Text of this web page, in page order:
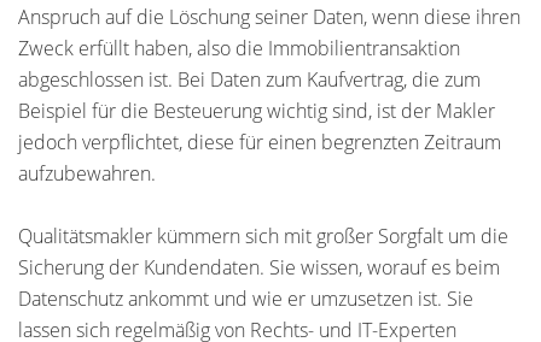
Anspruch auf die Löschung seiner Daten, wenn diese ihren
Zweck erfüllt haben, also die Immobilientransaktion
abgeschlossen ist. Bei Daten zum Kaufvertrag, die zum
Beispiel für die Besteuerung wichtig sind, ist der Makler
jedoch verpflichtet, diese für einen begrenzten Zeitraum
aufzubewahren.
Qualitätsmakler kümmern sich mit großer Sorgfalt um die
Sicherung der Kundendaten. Sie wissen, worauf es beim
Datenschutz ankommt und wie er umzusetzen ist. Sie
lassen sich regelmäßig von Rechts- und IT-Experten